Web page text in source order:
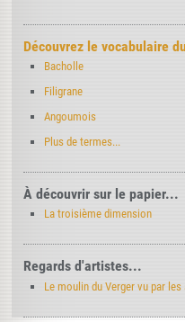
Découvrez le vocabulaire
Bacholle
Filigrane
Angoumois
Plus de termes...
À découvrir sur le papier...
La troisième dimension
Regards d'artistes...
Le moulin du Verger vu par